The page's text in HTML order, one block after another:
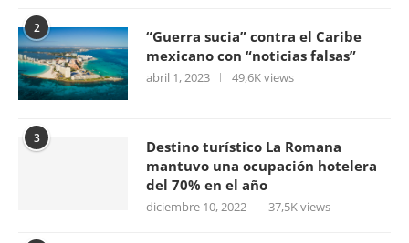
2
“Guerra sucia” contra el Caribe
mexicano con “noticias falsas”
abril 1, 2023 49,6K views
3
Destino turístico La Romana
mantuvo una ocupación hotelera
del 70% en el año
diciembre 10, 2022 37,5K views